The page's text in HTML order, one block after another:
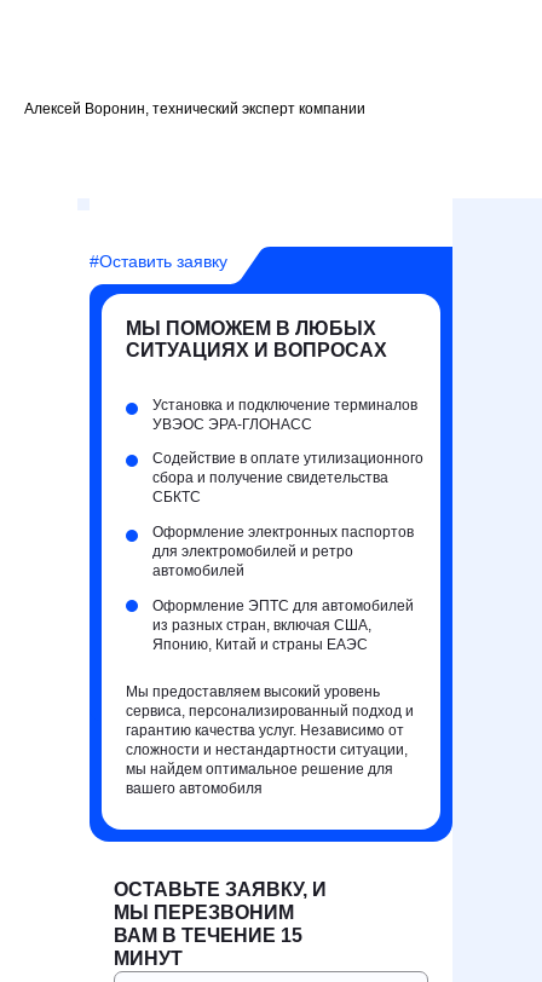
Алексей Воронин, технический эксперт компании
#Оставить заявку
МЫ ПОМОЖЕМ В ЛЮБЫХ
СИТУАЦИЯХ И ВОПРОСАХ
Мы предоставляем высокий уровень
сервиса, персонализированный подход и
гарантию качества услуг. Независимо от
сложности и нестандартности ситуации,
мы найдем оптимальное решение для
вашего автомобиля
Оформление ЭПТС для автомобилей
из разных стран, включая США,
Японию, Китай и страны ЕАЭС
Установка и подключение терминалов
УВЭОС ЭРА-ГЛОНАСС
Содействие в оплате утилизационного
сбора и получение свидетельства
СБКТС
Оформление электронных паспортов
для электромобилей и ретро
автомобилей
ОСТАВЬТЕ ЗАЯВКУ, И
МЫ ПЕРЕЗВОНИМ
ВАМ В ТЕЧЕНИЕ 15
МИНУТ